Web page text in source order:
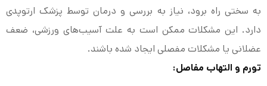
به سختی راه برود، نیاز به بررسی و درمان توسط پزشک ارتوپدی
دارد. این مشکلات ممکن است به علت آسیب‌های ورزشی، ضعف
عضلانی یا مشکلات مفصلی ایجاد شده باشند.
تورم و التهاب مفاصل: